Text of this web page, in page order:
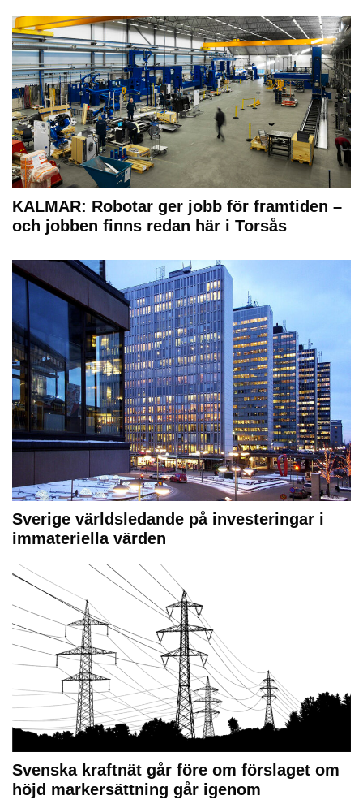
KALMAR: Robotar ger jobb för framtiden –
och jobben finns redan här i Torsås
Sverige världsledande på investeringar i
immateriella värden
Svenska kraftnät går före om förslaget om
höjd markersättning går igenom